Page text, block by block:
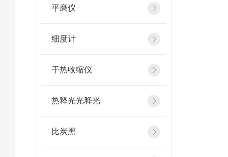
平磨仪
细度计
干热收缩仪
热释光光释光
比炭黑